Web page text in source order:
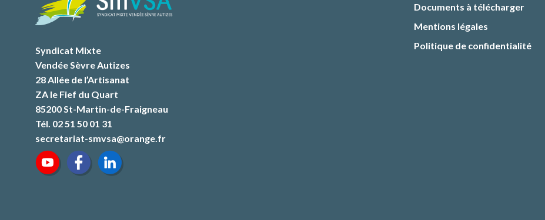
Syndicat Mixte
Vendée Sèvre Autizes
28 Allée de l’Artisanat
ZA le Fief du Quart
85200 St-Martin-de-Fraigneau
Tél. 02 51 50 01 31
secretariat-smvsa@orange.fr
Documents à télécharger
Mentions légales
Politique de confidentialité